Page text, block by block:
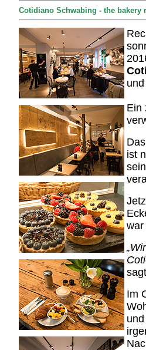
Cotidiano Schwabing - the bakery
Ein
ist
war
sagt
Im